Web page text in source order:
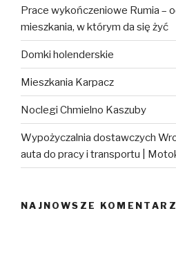
Prace wykończeniowe Rumia –
mieszkania, w którym da się żyć
Domki holenderskie
Mieszkania Karpacz
Noclegi Chmielno Kaszuby
Wypożyczalnia dostawczych
auta do pracy i transportu |
NAJNOWSZE